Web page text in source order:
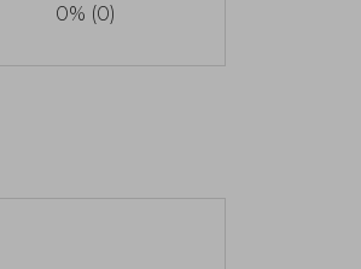
0% (0)